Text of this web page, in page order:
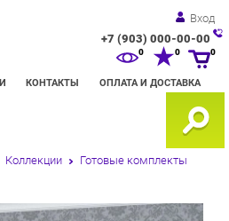
Вход
+7 (903) 000-00-00
КОНТАКТЫ ОПЛАТА И ДОСТАВКА
0 0
Коллекции Готовые комплекты